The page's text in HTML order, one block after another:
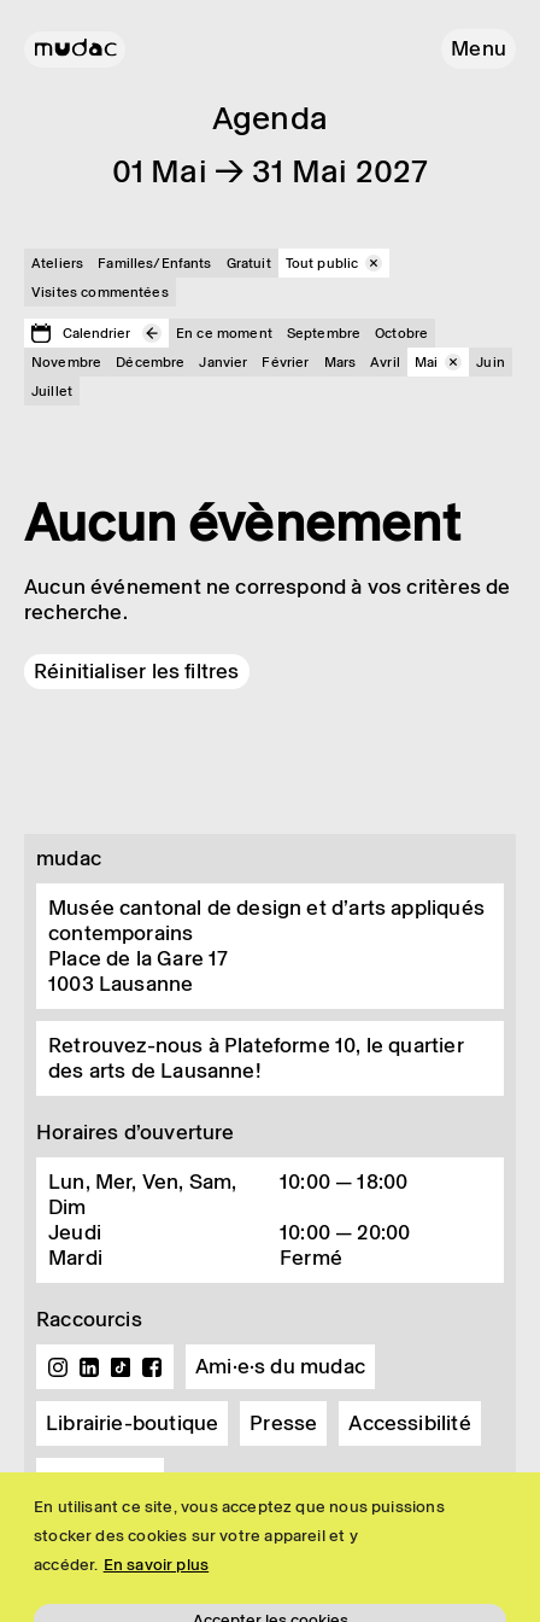
En utilisant ce site, vous acceptez que nous puissions
stocker des cookies sur votre appareil et y
accéder. En savoir plus
Menu
Agenda
01 Mai → 31 Mai 2027
Ateliers Familles/Enfants Gratuit
Tout public
Visites commentées
Calendrier En ce moment Septembre
Octobre
Novembre
Décembre Janvier Février Mars Avril Mai
Juin
Juillet
Aucun évènement
Aucun événement ne correspond à vos critères de
recherche.
Réinitialiser les filtres
mudac
Musée cantonal de design et d’arts appliqués
contemporains
Place de la Gare 17
1003 Lausanne
Retrouvez-nous à Plateforme 10, le quartier
des arts de Lausanne!
Horaires d’ouverture
Lun, Mer, Ven, Sam,
Dim
10:00 — 18:00
Jeudi
10:00 — 20:00
Mardi
Fermé
Raccourcis
Ami·e·s du mudac
Librairie-boutique Presse Accessibilité
Newsletter